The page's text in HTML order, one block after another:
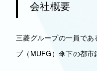
会社概要
三菱グループの一員で
プ（MUFG）傘下の都市